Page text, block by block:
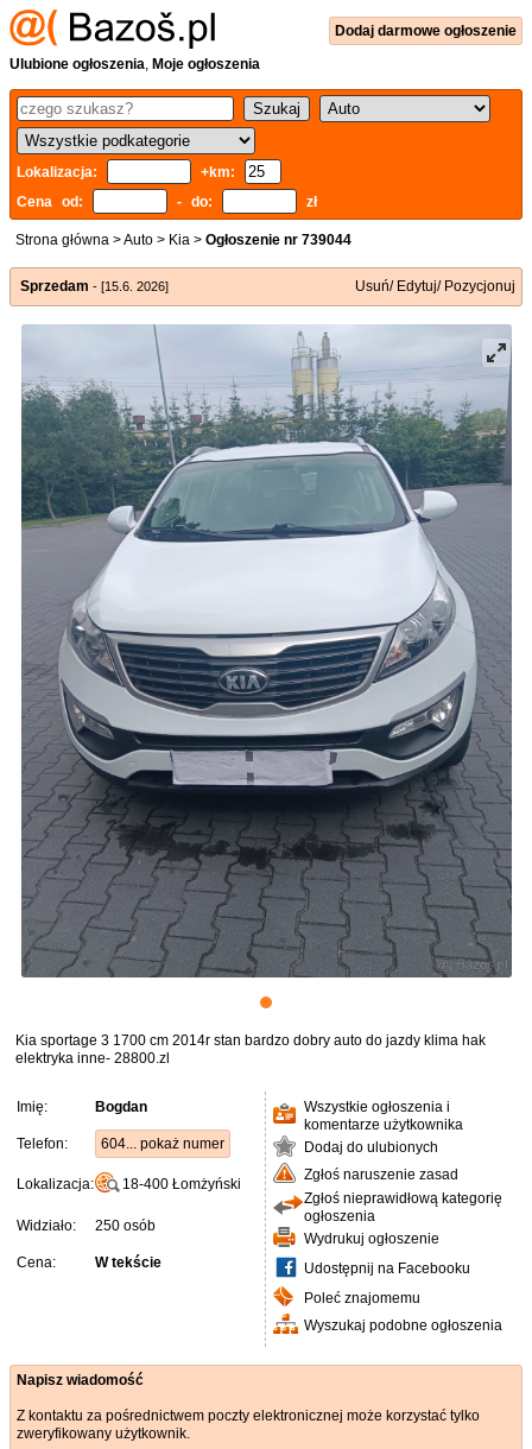
Dodaj darmowe ogłoszenie
Ulubione ogłoszenia, Moje ogłoszenia
Lokalizacja:
+km:
Cena od:
- do: zł
Strona główna >Auto > Kia > Ogłoszenie nr 739044
Sprzedam - [15.6. 2026] Usuń/ Edytuj/ Pozycjonuj
Kia sportage 3 1700 cm 2014r stan bardzo dobry auto do jazdy klima hak
elektryka inne- 28800.zl
Imię: Bogdan
Telefon: 604... pokaż numer
Lokalizacja: 18-400 Łomżyński
Widziało: 250 osób
Cena: W tekście
Wszystkie ogłoszenia i
komentarze użytkownika
Dodaj do ulubionych
Zgłoś naruszenie zasad
Zgłoś nieprawidłową kategorię
ogłoszenia
Wydrukuj ogłoszenie
Udostępnij na Facebooku
Poleć znajomemu
Wyszukaj podobne ogłoszenia
Napisz wiadomość
Z kontaktu za pośrednictwem poczty elektronicznej może korzystać tylko
zweryfikowany użytkownik.